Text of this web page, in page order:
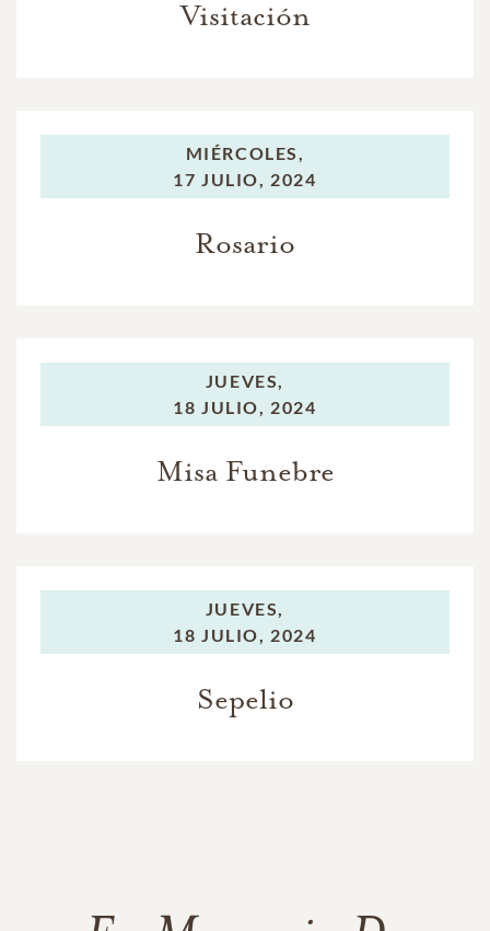
Visitación
MIÉRCOLES,
17 JULIO, 2024
Rosario
JUEVES,
18 JULIO, 2024
Misa Funebre
JUEVES,
18 JULIO, 2024
Sepelio